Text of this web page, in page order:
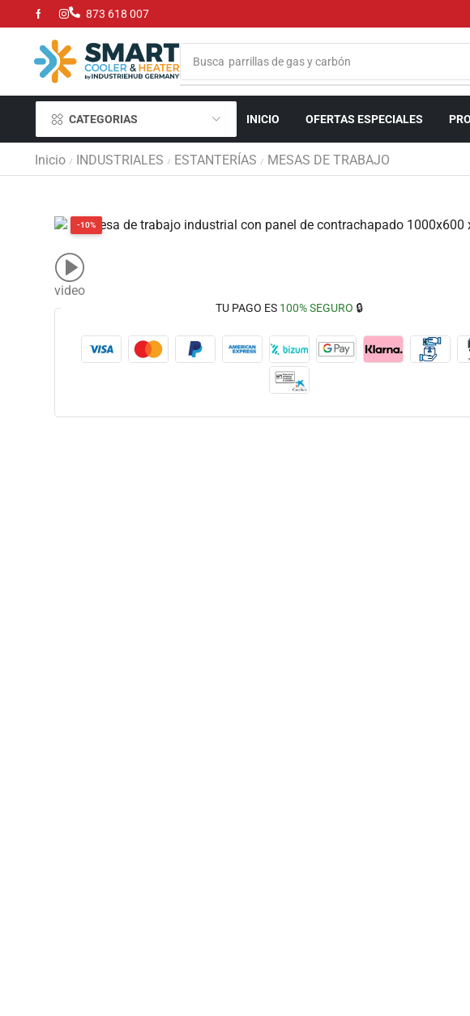
873 618 007
Busca parrillas de gas y carbón
CATEGORIAS INICIO OFERTAS ESPECIALES
Inicio / INDUSTRIALES / ESTANTERÍAS / MESAS DE TRABAJO
-10%
video
TU PAGO ES 100% SEGURO 🔒